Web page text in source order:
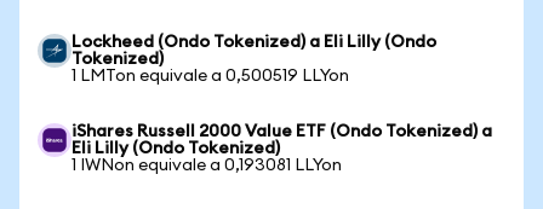
Lockheed (Ondo Tokenized) a Eli Lilly (Ondo
Tokenized)
1 LMTon equivale a 0,500519 LLYon
iShares Russell 2000 Value ETF (Ondo Tokenized) a
Eli Lilly (Ondo Tokenized)
1 IWNon equivale a 0,193081 LLYon